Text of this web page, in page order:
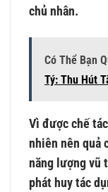
chủ nhân.
Có Thể Bạn
Tý: Thu Hút
Vì được chế
nhiên nên quả
năng lượng vũ
phát huy tác